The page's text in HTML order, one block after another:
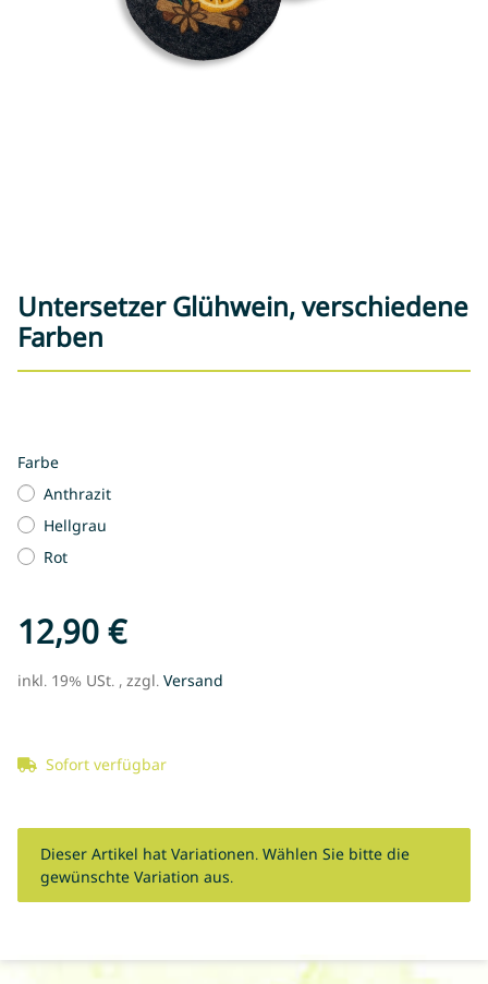
Untersetzer Glühwein, verschiedene
Farben
Farbe
Anthrazit
Hellgrau
Rot
12,90 €
inkl. 19% USt. , zzgl. Versand
Sofort verfügbar
x
Dieser Artikel hat Variationen. Wählen Sie bitte die
gewünschte Variation aus.